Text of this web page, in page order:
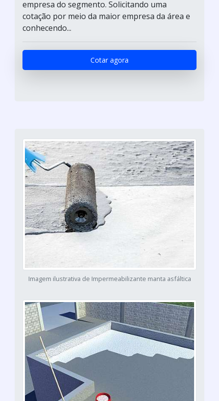
empresa do segmento. Solicitando uma
cotação por meio da maior empresa da área e
conhecendo...
Cotar agora
Imagem ilustrativa de Impermeabilizante manta asfáltica